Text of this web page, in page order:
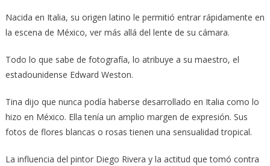
Nacida en Italia, su origen latino le permitió entrar rápidamente en
la escena de México, ver más allá del lente de su cámara.
Todo lo que sabe de fotografía, lo atribuye a su maestro, el
estadounidense Edward Weston.
Tina dijo que nunca podía haberse desarrollado en Italia como lo
hizo en México. Ella tenía un amplio margen de expresión. Sus
fotos de flores blancas o rosas tienen una sensualidad tropical.
La influencia del pintor Diego Rivera y la actitud que tomó contra